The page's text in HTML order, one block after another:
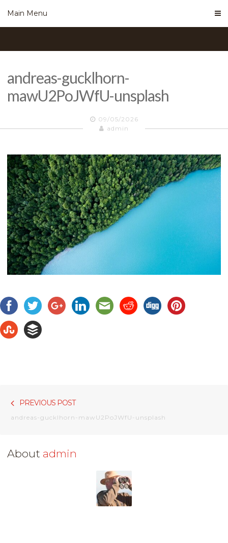
Main Menu
andreas-gucklhorn-
mawU2PoJWfU-unsplash
09/05/2026
admin
navigatie
PREVIOUS POST
andreas-gucklhorn-mawU2PoJWfU-unsplash
About admin